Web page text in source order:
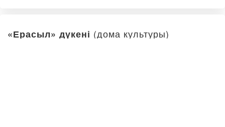
«Ерасыл» дүкені (дома культуры)